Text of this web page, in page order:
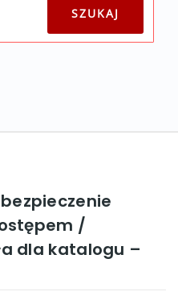
/
dla katalogu –